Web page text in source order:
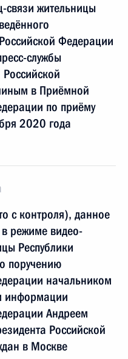
связи жительницы
Федерации
службы
в Приёмной
по приёму
2020 года
с контроля), данное
режиме видео-
Республики
поручению
начальником
информации
Андреем
Российской
в Москве